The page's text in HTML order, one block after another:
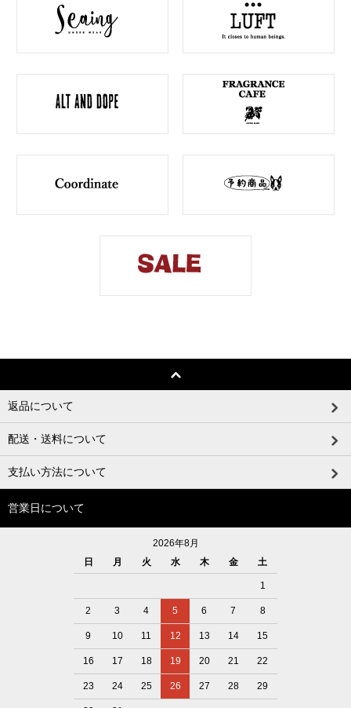
返品について
配送・送料について
支払い方法について
営業日について
2026年8月
日
月 火 水 木 金 土
1
2 3 4 5 6 7 8
9 10 11 12 13 14 15
16 17 18 19 20 21 22
23 24 25 26 27 28 29